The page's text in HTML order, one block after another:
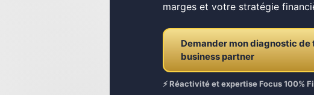
marges et votre stratégie
Demander mon diagnostic de
business partner
⚡ Réactivité et expertise Focus 100%